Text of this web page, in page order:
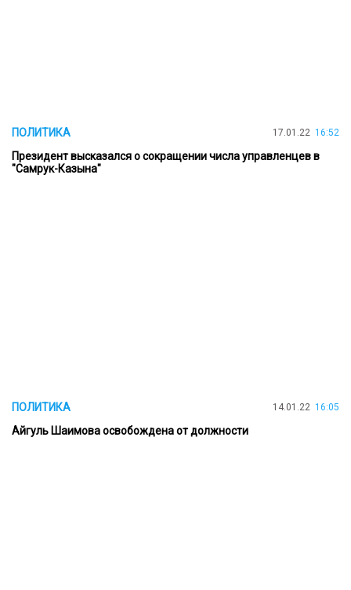
ПОЛИТИКА 17.01.22 16:52
Президент высказался о сокращении числа управленцев в
"Самрук-Казына"
ПОЛИТИКА 14.01.22 16:05
Айгуль Шаимова освобождена от должности